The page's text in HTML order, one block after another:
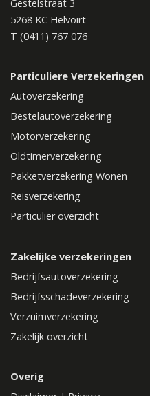
Gestelstraat 3
5268 KC Helvoirt
T (0411) 767 076
Particuliere Verzekeringen
Autoverzekering
Bestelautoverzekering
Motorverzekering
Oldtimerverzekering
Pakketverzekering Wonen
Reisverzekering
Particulier overzicht
Zakelijke verzekeringen
Bedrijfsautoverzekering
Bedrijfsschadeverzekering
Verzuimverzekering
Zakelijk overzicht
Overig